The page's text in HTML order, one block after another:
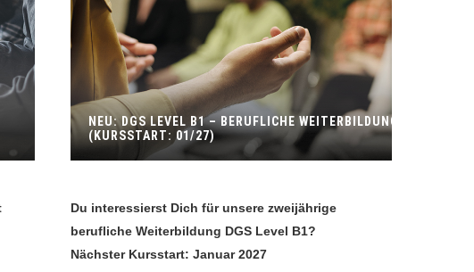
NEU: DGS LEVEL B1 – BERUFLICHE WEITERBILDUNG
(KURSSTART: 01/27)
Du interessierst Dich für unsere zweijährige
berufliche Weiterbildung DGS Level B1?
Nächster Kursstart: Januar 2027